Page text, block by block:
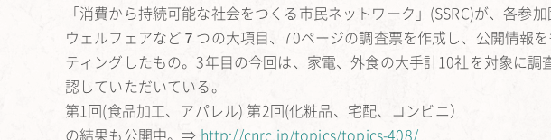
「消費から持続可能な社会をつくる市民ネットワーク」(SSRC)が、各参
ウェルフェアなど７つの大項目、70ページの調査票を作成し、公開情報
ティングしたもの。3年目の今回は、家電、外食の大手計10社を対象に
認していただいている。
第1回(食品加工、アパレル) 第2回(化粧品、宅配、コンビニ）
の結果も公開中。⇒ http://cnrc.jp/topics/topics-408/